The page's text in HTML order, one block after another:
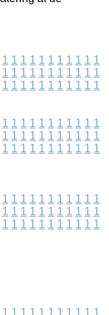
1 1 1 1 1 1 1 1 1 1 1
1 1 1 1 1 1 1 1 1 1 1
1 1 1 1 1 1 1 1 1 1 1
1 1 1 1 1 1 1 1 1 1 1
1 1 1 1 1 1 1 1 1 1 1
1 1 1 1 1 1 1 1 1 1 1
1 1 1 1 1 1 1 1 1 1 1
1 1 1 1 1 1 1 1 1 1 1
1 1 1 1 1 1 1 1 1 1 1
1 1 1 1 1 1 1 1 1 1 1